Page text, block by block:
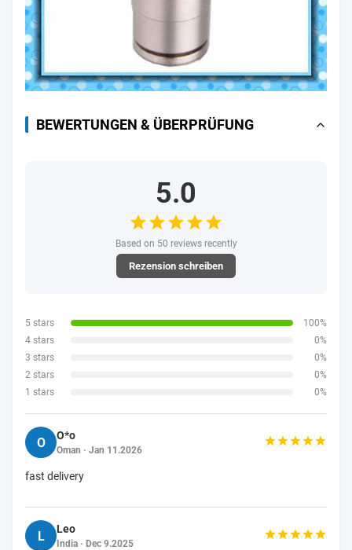
BEWERTUNGEN & ÜBERPRÜFUNG
5.0
Based on 50 reviews recently
Rezension schreiben
5 stars
100%
4 stars
0%
3 stars
0%
2 stars
0%
1 stars
0%
O O*o
Oman · Jan 11.2026
fast delivery
L Leo
India · Dec 9.2025